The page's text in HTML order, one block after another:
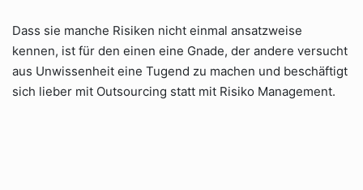
Dass sie manche Risiken nicht einmal ansatzweise
kennen, ist für den einen eine Gnade, der andere versucht
aus Unwissenheit eine Tugend zu machen und beschäftigt
sich lieber mit Outsourcing statt mit Risiko Management.